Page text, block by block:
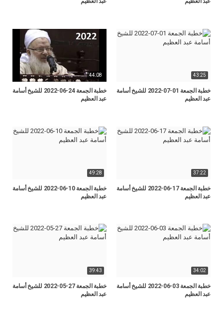
43:25
خطبة الجمعة 01-07-2022 للشيخ أسامة
عبد العظيم
44:08
خطبة الجمعة 24-06-2022 للشيخ أسامة
عبد العظيم
37:22
خطبة الجمعة 17-06-2022 للشيخ أسامة
عبد العظيم
49:28
خطبة الجمعة 10-06-2022 للشيخ أسامة
عبد العظيم
34:02
خطبة الجمعة 03-06-2022 للشيخ أسامة
عبد العظيم
39:43
خطبة الجمعة 27-05-2022 للشيخ أسامة
عبد العظيم